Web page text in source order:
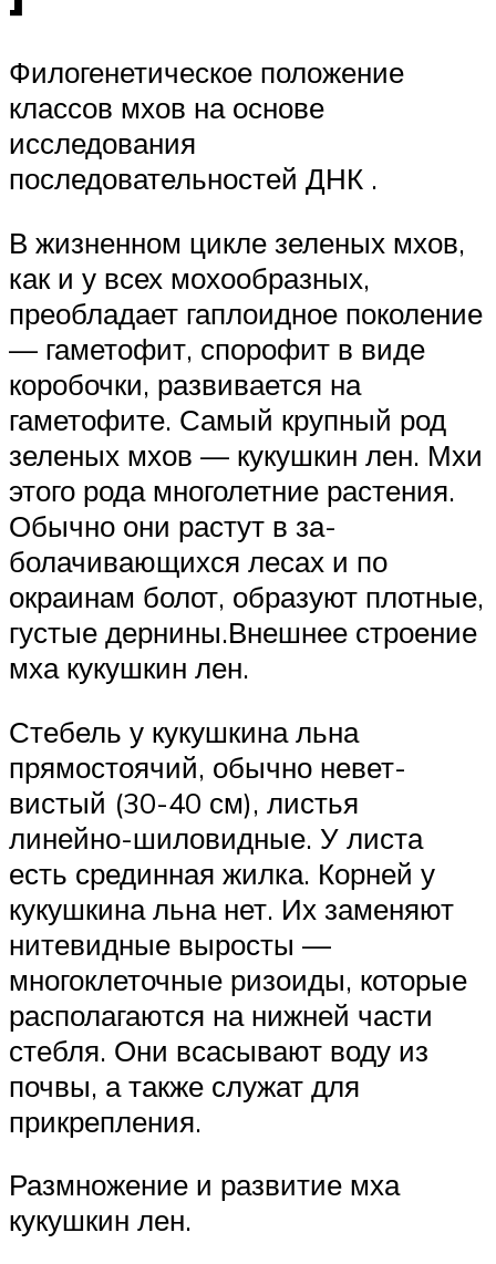
Филогенетическое положение
классов мхов на основе
исследования
последовательностей ДНК .
В жизненном цикле зеленых мхов,
как и у всех мохооб­разных,
преобладает гаплоидное поколение
— гаметофит, спорофит в виде
коробочки, развивается на
гаметофите. Самый крупный род
зеленых мхов — кукушкин лен. Мхи
этого рода многолетние растения.
Обычно они растут в за­
болачивающихся лесах и по
окраинам болот, образуют плотные,
густые дернины.Внешнее строение
мха кукушкин лен.
Стебель у кукушкина льна
прямостоячий, обычно невет­
вистый (30-40 см), листья
линейно-шиловидные. У листа
есть срединная жилка. Корней у
кукушкина льна нет. Их за­меняют
нитевидные выросты —
многоклеточные ризоиды, которые
располагаются на нижней части
стебля. Они всасы­вают воду из
почвы, а также служат для
прикрепления.
Размножение и развитие мха
кукушкин лен.